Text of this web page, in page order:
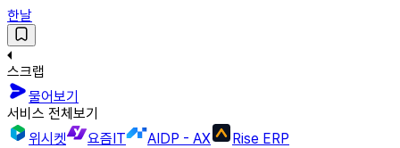
한날
스크랩
물어보기
서비스 전체보기
위시켓
요즘IT AIDP - AX Rise ERP